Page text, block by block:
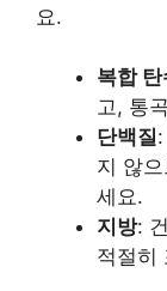
요.
복합
고, 통
단백질
지 않
세요.
지방:
적절히